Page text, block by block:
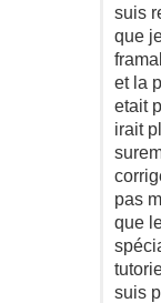
suis
que
et la
etait
irait
pas
que
suis